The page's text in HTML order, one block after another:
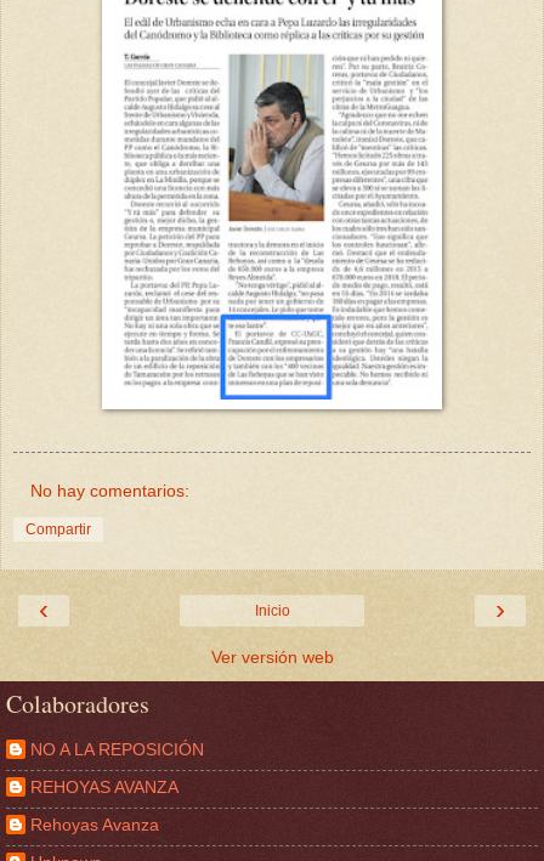
No hay comentarios:
Compartir
‹ ›
Inicio
Ver versión web
Colaboradores
NO A LA REPOSICIÓN
REHOYAS AVANZA
Rehoyas Avanza